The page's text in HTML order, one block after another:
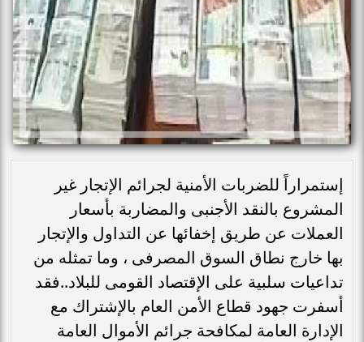
إستمراراً للضربات الأمنية لجرائم الإتجار غير
المشروع بالنقد الأجنبى والمضاربة بأسعار
العملات عن طريق إخفائها عن التداول والإتجار
بها خارج نطاق السوق المصرفى ، وما تمثله من
تداعيات سلبية على الإقتصاد القومى للبلاد..فقد
أسفرت جهود قطاع الأمن العام بالإشتراك مع
الإدارة العامة لمكافحة جرائم الأموال العامة